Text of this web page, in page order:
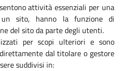
attività essenziali per una
sito, hanno la funzione di
del sito da parte degli utenti.
per scopi ulteriori e sono
dal titolare o gestore
suddivisi in: